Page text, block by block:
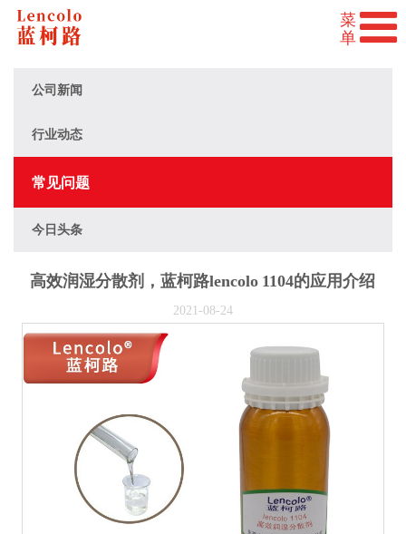
公司新闻
行业动态
常见问题
今日头条
高效润湿分散剂，蓝柯路lencolo 1104的应用介绍
2021-08-24